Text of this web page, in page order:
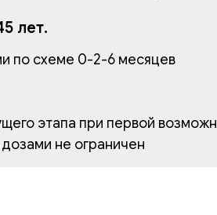
лет.
по схеме 0-2-6 месяцев
этапа при первой
не ограничен